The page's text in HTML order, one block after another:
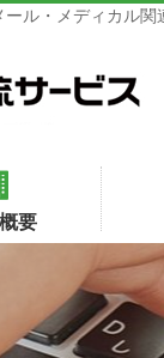
ル・メディカル
要